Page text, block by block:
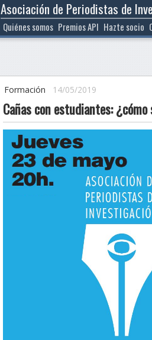
Asociación de Periodistas de
Quiénes somos Premios API Hazte socio
Formación 14/05/2019
Cañas con estudiantes: